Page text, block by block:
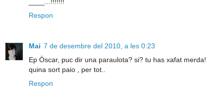
Respon
Mai 7 de desembre del 2010, a les 0:23
Ep Òscar, puc dir una paraulota? si? tu has xafat merda!
quina sort paio , per tot..
Respon